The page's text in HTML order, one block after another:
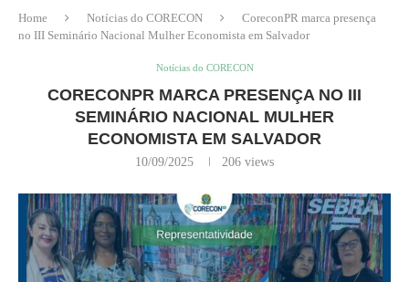
Home Notícias do CORECON
CoreconPR marca presença
no III Seminário Nacional Mulher Economista em Salvador
Notícias do CORECON
CORECONPR MARCA PRESENÇA NO III
SEMINÁRIO NACIONAL MULHER
ECONOMISTA EM SALVADOR
10/09/2025 206 views